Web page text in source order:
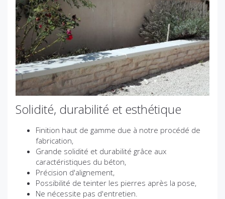
Solidité, durabilité et esthétique
Finition haut de gamme due à notre procédé de
fabrication,
Grande solidité et durabilité grâce aux
caractéristiques du béton,
Précision d'alignement,
Possibilité de teinter les pierres après la pose,
Ne nécessite pas d'entretien.